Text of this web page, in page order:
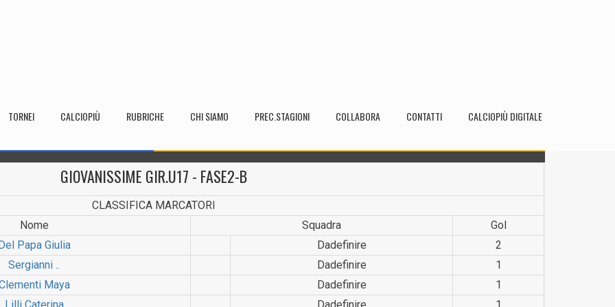
TORNEI CALCIOPIÙ RUBRICHE CHI SIAMO PREC.STAGIONI COLLABORA CONTATTI CALCIOPIÙ DIGITALE
GIOVANISSIME GIR.U17 - FASE2-B
CLASSIFICA MARCATORI
Nome
Squadra
Gol
Papa Giulia
Dadefin­ire
2
Sergianni ..
Dadefin­ire
1
Maya
Dadefin­ire
1